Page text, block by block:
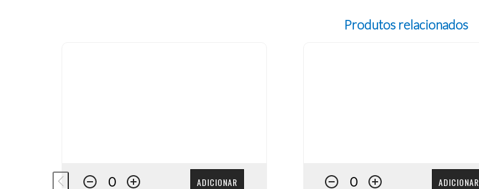
Produtos relacionados
ADICIONAR ADICIONAR